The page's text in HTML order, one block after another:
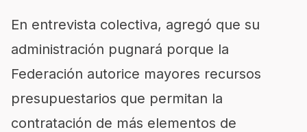
En entrevista colectiva, agregó que su
administración pugnará porque la
Federación autorice mayores recursos
presupuestarios que permitan la
contratación de más elementos de